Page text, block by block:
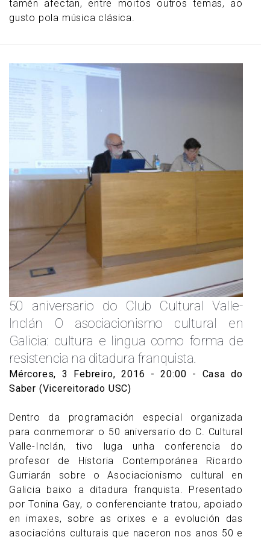
tamén afectan, entre moitos outros temas, ao
gusto pola música clásica.
50 aniversario do Club Cultural Valle-
Inclán O asociacionismo cultural en
Galicia: cultura e lingua como forma de
resistencia na ditadura franquista.
Mércores, 3 Febreiro, 2016 - 20:00 - Casa do
Saber (Vicereitorado USC)
Dentro da programación especial organizada
para conmemorar o 50 aniversario do C. Cultural
Valle-Inclán, tivo luga unha conferencia do
profesor de Historia Contemporánea Ricardo
Gurriarán sobre o Asociacionismo cultural en
Galicia baixo a ditadura franquista. Presentado
por Tonina Gay, o conferenciante tratou, apoiado
en imaxes, sobre as orixes e a evolución das
asociacións culturais que naceron nos anos 50 e